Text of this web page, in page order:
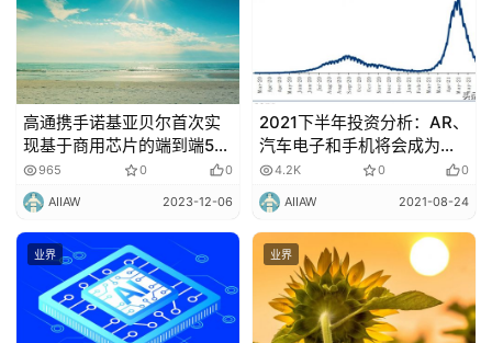
高通携手诺基亚贝尔首次实
现基于商用芯片的端到端5G
10Gbps下行传输速率里程碑
965 0 0
AIIAW 2023-12-06
2021下半年投资分析：AR、
汽车电子和手机将会成为投
资新机会！
4.2K 0 0
AIIAW 2021-08-24
业界 业界